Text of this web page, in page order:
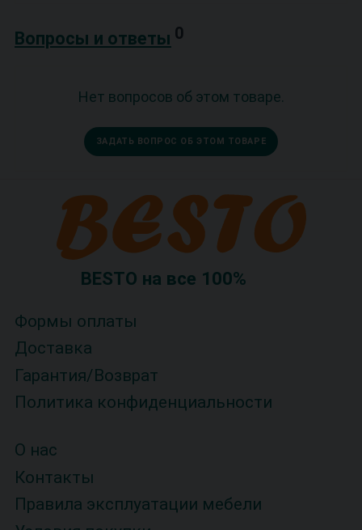
Вопросы и ответы 0
Нет вопросов об этом товаре.
ЗАДАТЬ ВОПРОС ОБ ЭТОМ ТОВАРЕ
BESTO на все 100%
Формы оплаты
Доставка
Гарантия/Возврат
Политика конфиденциальности
О нас
Контакты
Правила эксплуатации мебели